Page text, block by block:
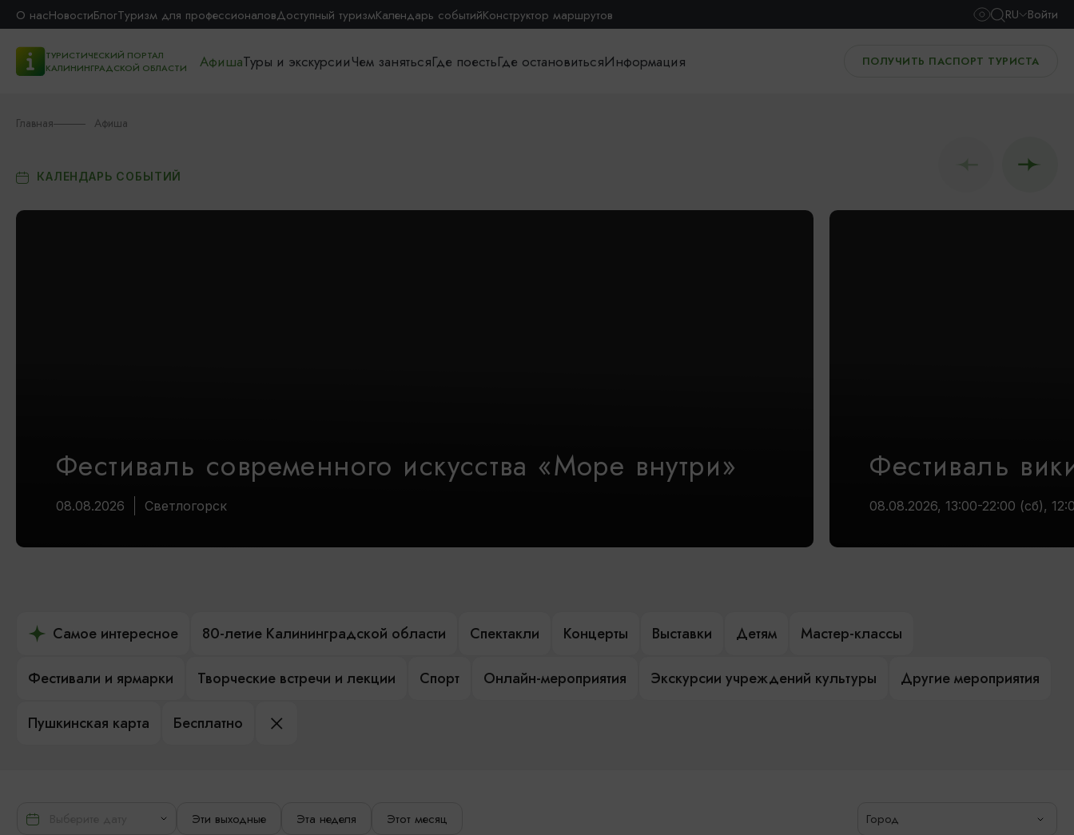
О насНовостиБлогТуризм для профессионаловДоступный туризмКалендарь событийКонструктор маршрутов RU Войти
ТУРИСТИЧЕСКИЙ ПОРТАЛ
КАЛИНИНГРАДСКОЙ ОБЛАСТИ
АфишаТуры и экскурсииЧем занятьсяГде поестьГде остановитьсяИнформация ПОЛУЧИТЬ ПАСПОРТ ТУРИСТА
Главная Афиша
КАЛЕНДАРЬ СОБЫТИЙ
Фестиваль современного искусства «Море внутри»
08.08.2026 Светлогорск
Фестиваль
08.08.2026, 13:00-22:00 (сб),
Самое интересное 80-летие Калининградской области Спектакли Концерты Выставки Детям Мастер-классы
Фестивали и ярмарки Творческие встречи и лекции Спорт Онлайн-мероприятия Экскурсии учреждений культуры Другие мероприятия
Пушкинская карта Бесплатно
Эти выходные Эта неделя Этот месяц Город